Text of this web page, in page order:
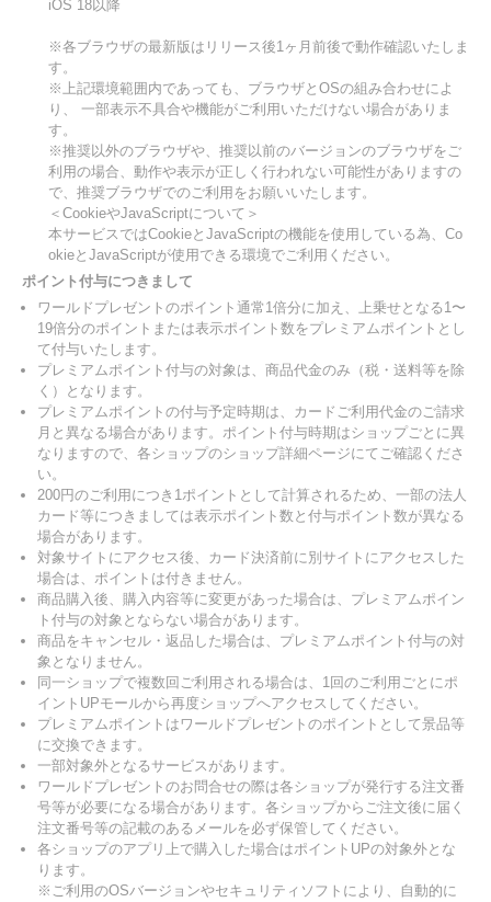
iOS 18以降
※各ブラウザの最新版はリリース後1ヶ月前後で動作確認いたしま
す。
※上記環境範囲内であっても、ブラウザとOSの組み合わせによ
り、 一部表示不具合や機能がご利用いただけない場合がありま
す。
※推奨以外のブラウザや、推奨以前のバージョンのブラウザをご
利用の場合、動作や表示が正しく行われない可能性がありますの
で、推奨ブラウザでのご利用をお願いいたします。
＜CookieやJavaScriptについて＞
本サービスではCookieとJavaScriptの機能を使用している為、Co
okieとJavaScriptが使用できる環境でご利用ください。
ポイント付与につきまして
ワールドプレゼントのポイント通常1倍分に加え、上乗せとなる1〜
19倍分のポイントまたは表示ポイント数をプレミアムポイントとし
て付与いたします。
プレミアムポイント付与の対象は、商品代金のみ（税・送料等を除
く）となります。
プレミアムポイントの付与予定時期は、カードご利用代金のご請求
月と異なる場合があります。ポイント付与時期はショップごとに異
なりますので、各ショップのショップ詳細ページにてご確認くださ
い。
200円のご利用につき1ポイントとして計算されるため、一部の法人
カード等につきましては表示ポイント数と付与ポイント数が異なる
場合があります。
対象サイトにアクセス後、カード決済前に別サイトにアクセスした
場合は、ポイントは付きません。
商品購入後、購入内容等に変更があった場合は、プレミアムポイン
ト付与の対象とならない場合があります。
商品をキャンセル・返品した場合は、プレミアムポイント付与の対
象となりません。
同一ショップで複数回ご利用される場合は、1回のご利用ごとにポ
イントUPモールから再度ショップへアクセスしてください。
プレミアムポイントはワールドプレゼントのポイントとして景品等
に交換できます。
一部対象外となるサービスがあります。
ワールドプレゼントのお問合せの際は各ショップが発行する注文番
号等が必要になる場合があります。各ショップからご注文後に届く
注文番号等の記載のあるメールを必ず保管してください。
各ショップのアプリ上で購入した場合はポイントUPの対象外とな
ります。
※ご利用のOSバージョンやセキュリティソフトにより、自動的に